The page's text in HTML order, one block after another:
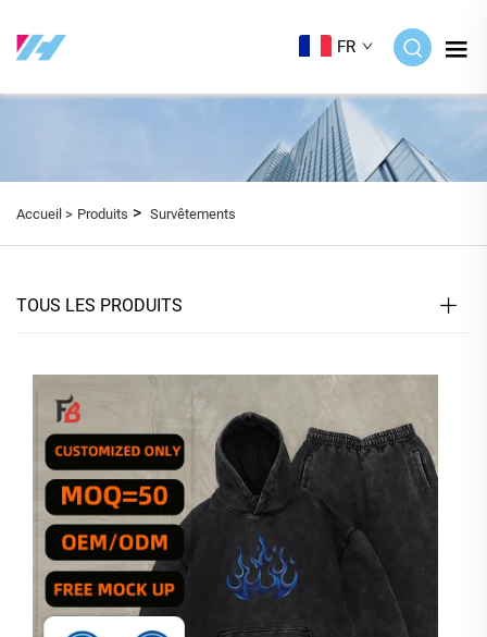
FR
Accueil > Produits > Survêtements
TOUS LES PRODUITS